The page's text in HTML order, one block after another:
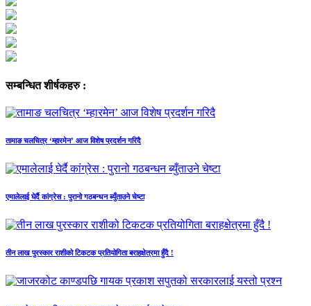
सम्बन्धित शीर्षकहरु :
तामाङ चलचित्र ‘म्हारमेन’ आज विशेष प्रदर्शन गरिदै
एमालेलाई घेर्दै कांग्रेस : पुरानो गठबन्धन ब्युँताउने चेष्टा
तीन लाख पुरस्कार राशीको टिकटक प्रतियोगिता बराहक्षेत्रमा हुँदै !